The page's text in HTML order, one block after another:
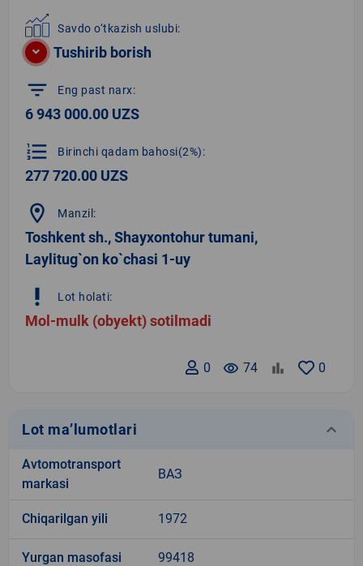
Savdo o‘tkazish uslubi:
Tushirib borish
filter_list Eng past narx:
6 943 000.00 UZS
format_list_numbered Birinchi qadam bahosi(2%):
277 720.00 UZS
location_on Manzil:
Toshkent sh., Shayxontohur tumani,
Laylitug`on ko`chasi 1-uy
priority_high Lot holati:
Mol-mulk (obyekt) sotilmadi
0
remove_red_eye 74
0
Lot ma’lumotlari keyboard_arrow_down
Avtomotransport
markasi
ВАЗ
Chiqarilgan yili 1972
Yurgan masofasi 99418